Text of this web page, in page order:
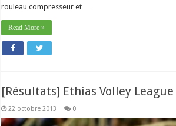
rouleau compresseur et …
Read More »
[Résultats] Ethias Volley
22 octobre 2013 0